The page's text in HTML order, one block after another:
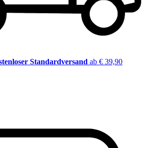
Standardversand ab € 39,90